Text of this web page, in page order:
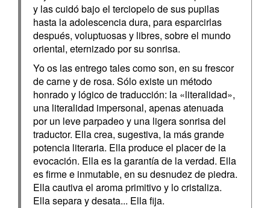
y las cuidó bajo el terciopelo de sus pupilas
hasta la adolescencia dura, para esparcirlas
después, voluptuosas y libres, sobre el mundo
oriental, eternizado por su sonrisa.
Yo os las entrego tales como son, en su frescor
de carne y de rosa. Sólo existe un método
honrado y lógico de traducción: la «literalidad»,
una literalidad impersonal, apenas atenuada
por un leve parpadeo y una ligera sonrisa del
traductor. Ella crea, sugestiva, la más grande
potencia literaria. Ella produce el placer de la
evocación. Ella es la garantía de la verdad. Ella
es firme e inmutable, en su desnudez de piedra.
Ella cautiva el aroma primitivo y lo cristaliza.
Ella separa y desata... Ella fija.